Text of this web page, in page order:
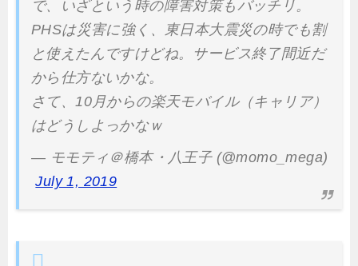
で、いざという時の障害対策もバッチリ。
PHSは災害に強く、東日本大震災の時でも割
と使えたんですけどね。サービス終了間近だ
から仕方ないかな。
さて、10月からの楽天モバイル（キャリア）
はどうしよっかなｗ
— モモティ＠橋本・八王子 (@momo_mega)
July 1, 2019